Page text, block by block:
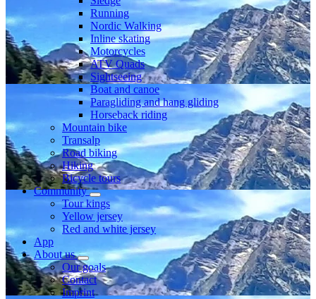
Running
Nordic Walking
Inline skating
Motorcycles
ATV Quads
Sightseeing
Boat and canoe
Paragliding and hang gliding
Horseback riding
Mountain bike
Transalp
Road biking
Hiking
Bicycle tours
Community
Tour kings
Yellow jersey
Red and white jersey
App
About us
Our goals
Contact
Imprint